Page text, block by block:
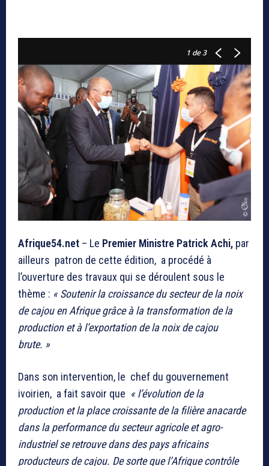
1 de 3
Afrique54.net – Le Premier Ministre Patrick Achi, par
ailleurs patron de cette édition, a procédé à
l’ouverture des travaux qui se déroulent sous le
thème : « Soutenir la croissance du secteur de la noix
de cajou en Afrique grâce à la transformation de la
production et à l’exportation de la noix de cajou
brute. »
Dans son intervention, le chef du gouvernement
ivoirien, a fait savoir que « l’évolution de la
production et la place croissante de la filière anacarde
dans la performance du secteur agricole et agro-
industriel se retrouve dans des pays africains
producteurs de cajou. De sorte que l’Afrique contrôle